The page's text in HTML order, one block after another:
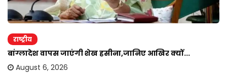
राष्ट्रीय
बांग्लादेश वापस जाएंगी शेख हसीना,जानिए आखिर क्यों...
August 6, 2026